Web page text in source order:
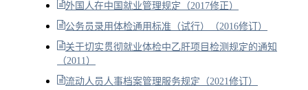
外国人在中国就业管理规定（2017修正）
公务员录用体检通用标准（试行）（2016修订）
关于切实贯彻就业体检中乙肝项目检测规定的通知
（2011）
流动人员人事档案管理服务规定（2021修订）